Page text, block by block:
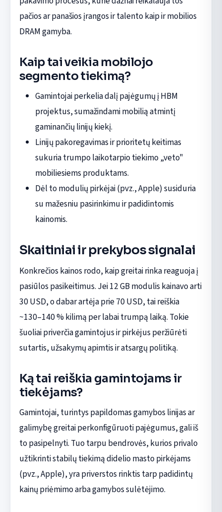
pačios ar panašios įrangos ir talento kaip ir mobilios
DRAM gamyba.
Kaip tai veikia mobilojo
segmento tiekimą?
Gamintojai perkelia dalį pajėgumų į HBM
projektus, sumažindami mobilią atmintį
gaminančių linijų kiekį.
Linijų pakoregavimas ir prioritetų keitimas
sukuria trumpo laikotarpio tiekimo „veto"
mobiliesiems produktams.
Dėl to modulių pirkėjai (pvz., Apple) susiduria
su mažesniu pasirinkimu ir padidintomis
kainomis.
Skaitiniai ir prekybos signalai
Konkrečios kainos rodo, kaip greitai rinka reaguoja į
pasiūlos pasikeitimus. Jei 12 GB modulis kainavo arti
30 USD, o dabar artėja prie 70 USD, tai reiškia
~130–140 % kilimą per labai trumpą laiką. Tokie
šuoliai priverčia gamintojus ir pirkėjus peržiūrėti
sutartis, užsakymų apimtis ir atsargų politiką.
Ką tai reiškia gamintojams ir
tiekėjams?
Gamintojai, turintys papildomas gamybos linijas ar
galimybę greitai perkonfigūruoti pajėgumus, gali iš
to pasipelnyti. Tuo tarpu bendrovės, kurios privalo
užtikrinti stabilų tiekimą didelio masto pirkėjams
(pvz., Apple), yra priverstos rinktis tarp padidintų
kainų priėmimo arba gamybos sulėtėjimo.